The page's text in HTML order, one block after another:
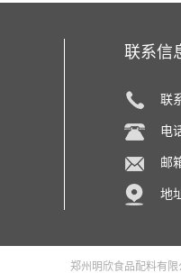
联系信
联
电
邮
地
郑州明欣食品配料有限